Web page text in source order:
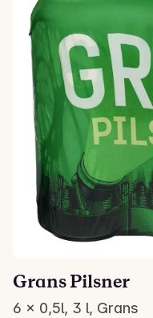
Grans Pilsner
6 x 0,5l, 3 l, Grans